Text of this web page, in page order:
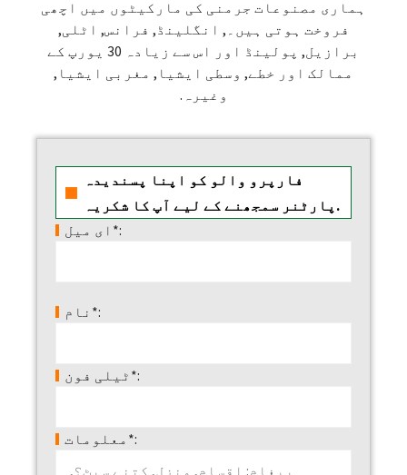
ہماری مصنوعات جرمنی کی مارکیٹوں میں اچھی
فروخت ہوتی ہیں۔, انگلینڈ, فرانس, اٹلی,
برازیل, پولینڈ اور اس سے زیادہ 30 یورپ کے
ممالک اور خطے, وسطی ایشیا, مغربی ایشیا,
وغیرہ.
فارپرو والو کو اپنا پسندیدہ
پارٹنر سمجھنے کے لیے آپ کا شکریہ.
ای میل*:
نام*:
ٹیلی فون*:
معلومات*: